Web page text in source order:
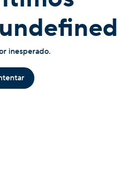
inesperado.